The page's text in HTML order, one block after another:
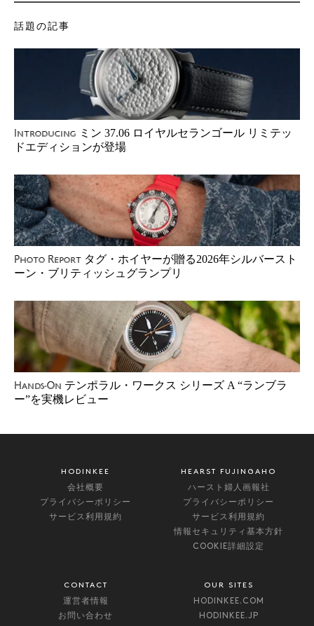
話題の記事
Introducing ミン 37.06 ロイヤルセランゴール リミテッ
ドエディションが登場
Photo Report タグ・ホイヤーが贈る2026年シルバースト
ーン・ブリティッシュグランプリ
Hands-On テンポラル・ワークス シリーズ A “ランブラ
ー”を実機レビュー
HODINKEE
会社概要
プライバシーポリシー
サービス利用規約
HEARST FUJINGAHO
ハースト婦人画報社
プライバシーポリシー
サービス利用規約
情報セキュリティ基本方針
COOKIE詳細設定
CONTACT
運営者情報
お問い合わせ
OUR SITES
HODINKEE.COM
HODINKEE.JP